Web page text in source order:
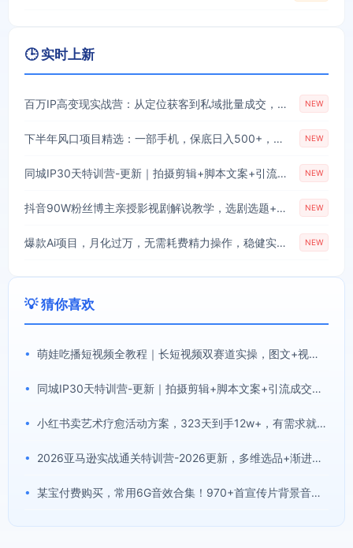
🕒 实时上新
百万IP高变现实战营：从定位获客到私域批量成交，搭建完整IP商业闭环 NEW
下半年风口项目精选：一部手机，保底日入500+，做就有收益，长期稳定！【揭秘】 NEW
同城IP30天特训营-更新｜拍摄剪辑+脚本文案+引流成交，打爆本地流量提升门店业绩实操教学 NEW
抖音90W粉丝博主亲授影视剧解说教学，选剧选题+文案模板+AI指令+剪辑配音+封面全流程变现，解锁精选独家收益 NEW
爆款Ai项目，月化过万，无需耗费精力操作，稳健实现每月增收 NEW
💡 猜你喜欢
• 萌娃吃播短视频全教程｜长短视频双赛道实操，图文+视频零基础保姆式教学，伙伴计划-收徒-商单等多种变现方式
• 同城IP30天特训营-更新｜拍摄剪辑+脚本文案+引流成交，打爆本地流量提升门店业绩实操教学
• 小红书卖艺术疗愈活动方案，323天到手12w+，有需求就有市场
• 2026亚马逊实战通关特训营-2026更新，多维选品+渐进式打法+AI应用，从0到1打造盈利店铺
• 某宝付费购买，常用6G音效合集！970+首宣传片背景音乐，无版权可商用大气素材，分类清晰，高质量内容